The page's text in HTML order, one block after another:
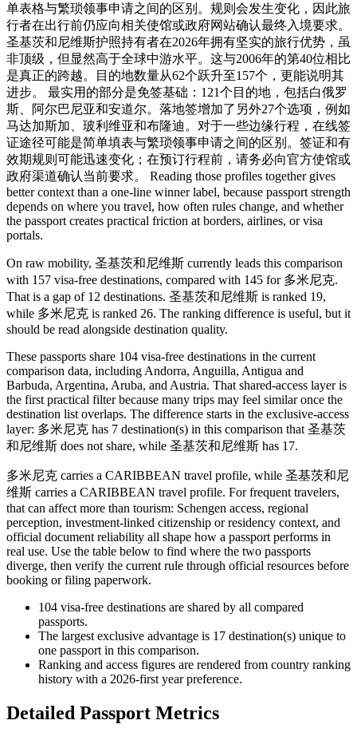
单表格与繁琐领事申请之间的区别。规则会发生变化，因此旅
行者在出行前仍应向相关使馆或政府网站确认最终入境要求。
圣基茨和尼维斯护照持有者在2026年拥有坚实的旅行优势，虽
非顶级，但显然高于全球中游水平。这与2006年的第40位相比
是真正的跨越。目的地数量从62个跃升至157个，更能说明其
进步。 最实用的部分是免签基础：121个目的地，包括白俄罗
斯、阿尔巴尼亚和安道尔。落地签增加了另外27个选项，例如
马达加斯加、玻利维亚和布隆迪。对于一些边缘行程，在线签
证途径可能是简单填表与繁琐领事申请之间的区别。签证和有
效期规则可能迅速变化；在预订行程前，请务必向官方使馆或
政府渠道确认当前要求。 Reading those profiles together gives
better context than a one-line winner label, because passport strength
depends on where you travel, how often rules change, and whether
the passport creates practical friction at borders, airlines, or visa
portals.
On raw mobility, 圣基茨和尼维斯 currently leads this comparison
with 157 visa-free destinations, compared with 145 for 多米尼克.
That is a gap of 12 destinations. 圣基茨和尼维斯 is ranked 19,
while 多米尼克 is ranked 26. The ranking difference is useful, but it
should be read alongside destination quality.
These passports share 104 visa-free destinations in the current
comparison data, including Andorra, Anguilla, Antigua and
Barbuda, Argentina, Aruba, and Austria. That shared-access layer is
the first practical filter because many trips may feel similar once the
destination list overlaps. The difference starts in the exclusive-access
layer: 多米尼克 has 7 destination(s) in this comparison that 圣基茨
和尼维斯 does not share, while 圣基茨和尼维斯 has 17.
多米尼克 carries a CARIBBEAN travel profile, while 圣基茨和尼
维斯 carries a CARIBBEAN travel profile. For frequent travelers,
that can affect more than tourism: Schengen access, regional
perception, investment-linked citizenship or residency context, and
official document reliability all shape how a passport performs in
real use. Use the table below to find where the two passports
diverge, then verify the current rule through official resources before
booking or filing paperwork.
104 visa-free destinations are shared by all compared
passports.
The largest exclusive advantage is 17 destination(s) unique to
one passport in this comparison.
Ranking and access figures are rendered from country ranking
history with a 2026-first year preference.
Detailed Passport Metrics